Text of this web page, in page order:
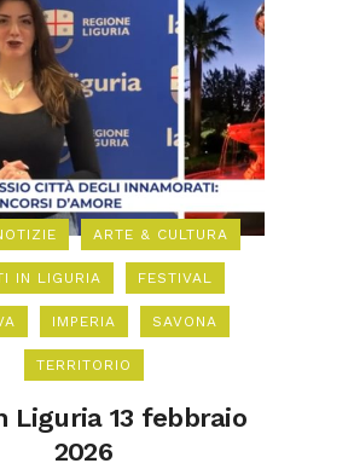
ARTE & CULTURA
IN LIGURIA FESTIVAL
IMPERIA SAVONA
TERRITORIO
Liguria 13 febbraio
2026